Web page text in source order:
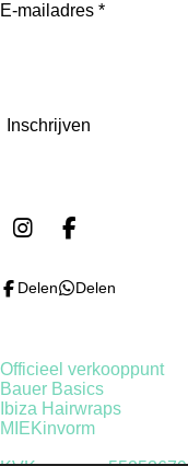
E-mailadres *
Inschrijven
I
s
t
r
a
m
F
c
e
o
k
Delen Delen
Officieel verkooppunt
Bauer Basics
Ibiza Hairwraps
MIEKinvorm